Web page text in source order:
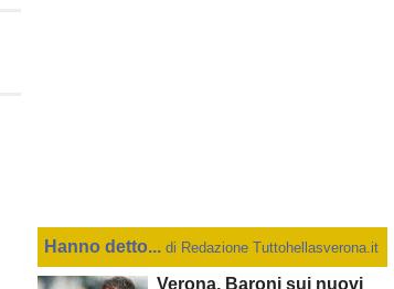
Hanno detto... di Redazione Tuttohellasverona.it
Verona, Baroni sui nuovi